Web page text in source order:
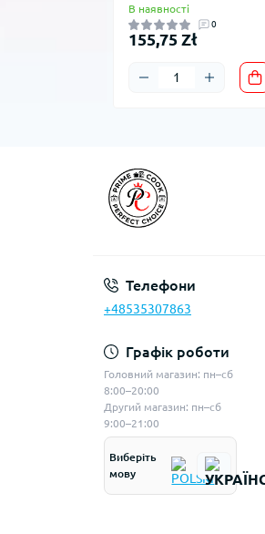
В наявності
0
155,75 Zł
Телефони
+48535307863
Графік роботи
Головний магазин: пн–сб
8:00–20:00
Другий магазин: пн–сб
9:00–21:00
Виберіть
мову